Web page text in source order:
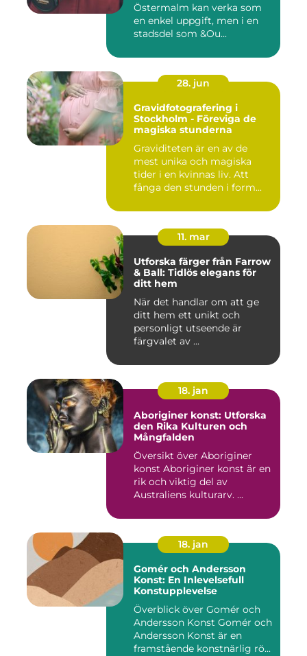
Östermalm kan verka som
en enkel uppgift, men i en
stadsdel som &Ou...
28. jun
Gravidfotografering i
Stockholm - Föreviga de
magiska stunderna
Graviditeten är en av de
mest unika och magiska
tider i en kvinnas liv. Att
fånga den stunden i form...
11. mar
Utforska färger från Farrow
& Ball: Tidlös elegans för
ditt hem
När det handlar om att ge
ditt hem ett unikt och
personligt utseende är
färgvalet av ...
18. jan
Aboriginer konst: Utforska
den Rika Kulturen och
Mångfalden
Översikt över Aboriginer
konst Aboriginer konst är en
rik och viktig del av
Australiens kulturarv. ...
18. jan
Gomér och Andersson
Konst: En Inlevelsefull
Konstupplevelse
Överblick över Gomér och
Andersson Konst Gomér och
Andersson Konst är en
framstående konstnärlig rö...